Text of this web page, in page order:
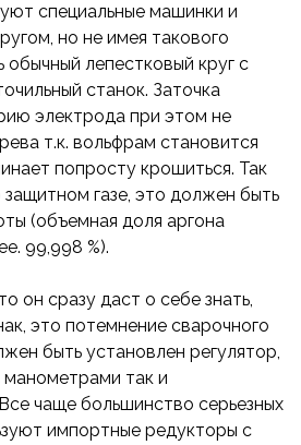
специальные машинки и
но не имея такового
лепестковый круг с
станок. Заточка
электрода при этом не
т.к. вольфрам становится
попросту крошиться. Так
газе, это должен быть
(объемная доля аргона
99,998 %).
он сразу даст о себе знать,
это потемнение сварочного
быть установлен регулятор,
так и
чаще большинство серьезных
импортные редукторы с